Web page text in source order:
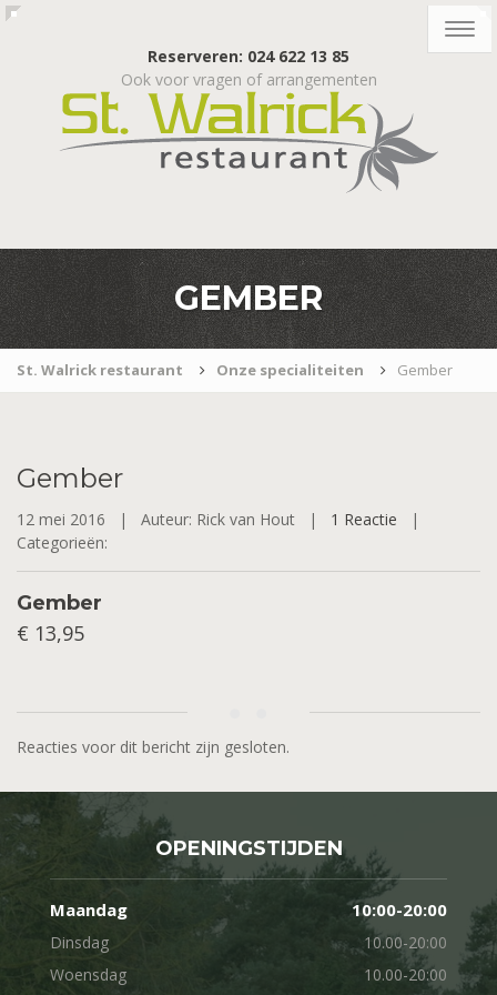
Reserveren: 024 622 13 85
Ook voor vragen of arrangementen
GEMBER
St. Walrick restaurant Onze specialiteiten Gember
Gember
12 mei 2016 | Auteur: Rick van Hout | 1 Reactie |
Categorieën:
Gember
€ 13,95
Reacties voor dit bericht zijn gesloten.
OPENINGSTIJDEN
Maandag 10:00-20:00
Dinsdag
10.00-20:00
Woensdag
10.00-20:00